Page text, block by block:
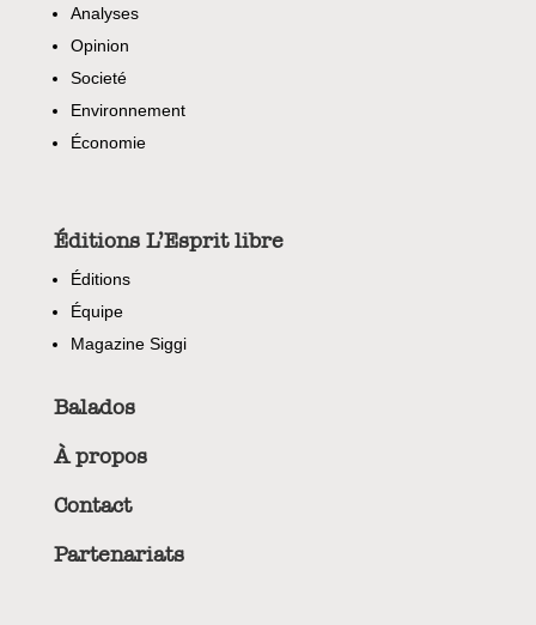
Analyses
Opinion
Societé
Environnement
Économie
Éditions L’Esprit libre
Éditions
Équipe
Magazine Siggi
Balados
À propos
Contact
Partenariats